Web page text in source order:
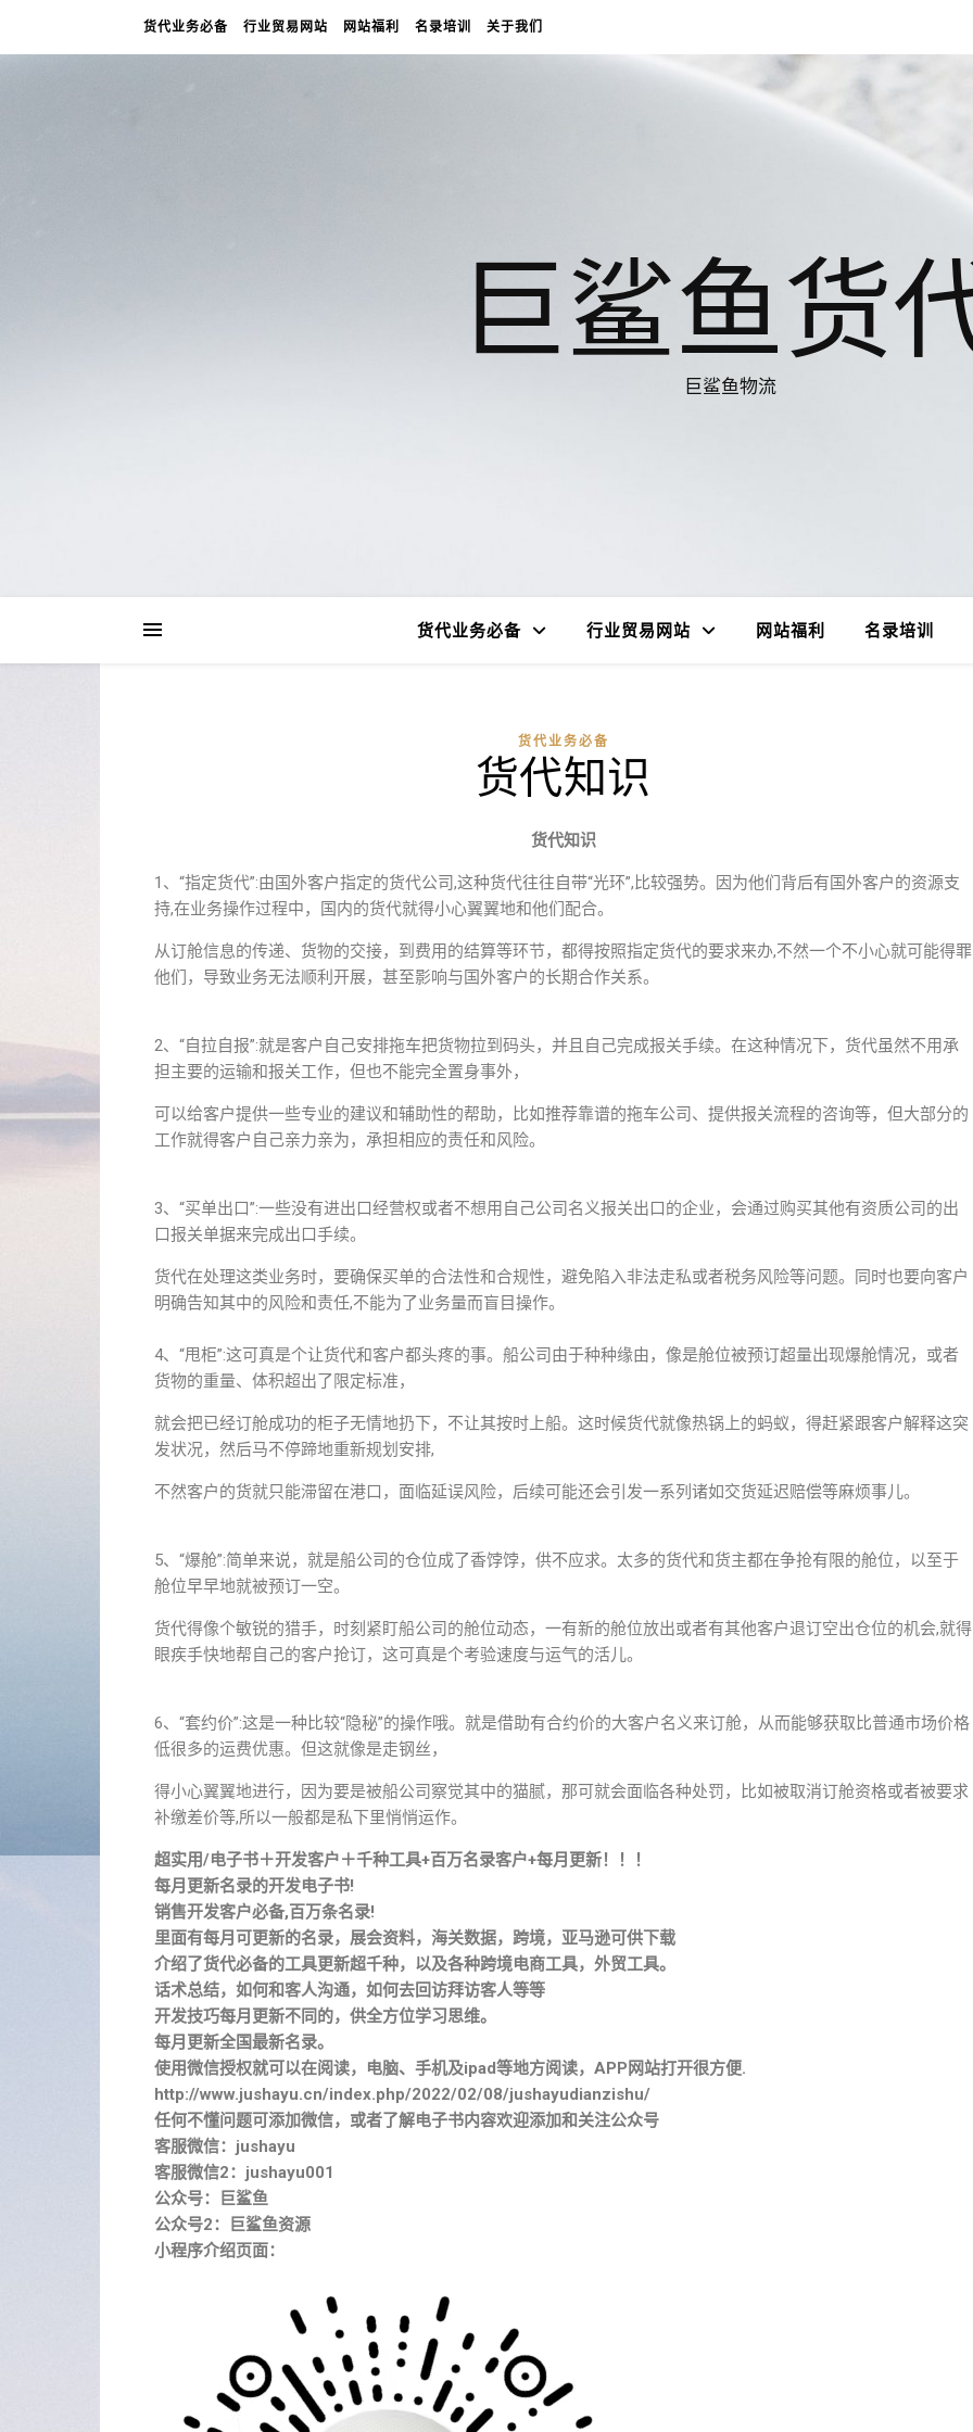
货代业务必备 行业贸易网站 网站福利 名录培训 关于我们
巨鲨鱼货
巨鲨鱼物流
货代业务必备 行业贸易网站 网站福利 名录培训
货代业务必备
货代知识
货代知识
1、“指定货代”:由国外客户指定的货代公司,这种货代往往自带“光环”,比较强势。因为他们背后有国外客户的资源支
持,在业务操作过程中，国内的货代就得小心翼翼地和他们配合。
从订舱信息的传递、货物的交接，到费用的结算等环节，都得按照指定货代的要求来办,不然一个不小心就可能得罪
他们，导致业务无法顺利开展，甚至影响与国外客户的长期合作关系。
2、“自拉自报”:就是客户自己安排拖车把货物拉到码头，并且自己完成报关手续。在这种情况下，货代虽然不用承
担主要的运输和报关工作，但也不能完全置身事外，
可以给客户提供一些专业的建议和辅助性的帮助，比如推荐靠谱的拖车公司、提供报关流程的咨询等，但大部分的
工作就得客户自己亲力亲为，承担相应的责任和风险。
3、“买单出口”:一些没有进出口经营权或者不想用自己公司名义报关出口的企业，会通过购买其他有资质公司的出
口报关单据来完成出口手续。
货代在处理这类业务时，要确保买单的合法性和合规性，避免陷入非法走私或者税务风险等问题。同时也要向客户
明确告知其中的风险和责任,不能为了业务量而盲目操作。
4、“甩柜”:这可真是个让货代和客户都头疼的事。船公司由于种种缘由，像是舱位被预订超量出现爆舱情况，或者
货物的重量、体积超出了限定标准，
就会把已经订舱成功的柜子无情地扔下，不让其按时上船。这时候货代就像热锅上的蚂蚁，得赶紧跟客户解释这突
发状况，然后马不停蹄地重新规划安排,
不然客户的货就只能滞留在港口，面临延误风险，后续可能还会引发一系列诸如交货延迟赔偿等麻烦事儿。
5、“爆舱”:简单来说，就是船公司的仓位成了香饽饽，供不应求。太多的货代和货主都在争抢有限的舱位，以至于
舱位早早地就被预订一空。
货代得像个敏锐的猎手，时刻紧盯船公司的舱位动态，一有新的舱位放出或者有其他客户退订空出仓位的机会,就得
眼疾手快地帮自己的客户抢订，这可真是个考验速度与运气的活儿。
6、“套约价”:这是一种比较“隐秘”的操作哦。就是借助有合约价的大客户名义来订舱，从而能够获取比普通市场价格
低很多的运费优惠。但这就像是走钢丝，
得小心翼翼地进行，因为要是被船公司察觉其中的猫腻，那可就会面临各种处罚，比如被取消订舱资格或者被要求
补缴差价等,所以一般都是私下里悄悄运作。
超实用/电子书＋开发客户＋千种工具+百万名录客户+每月更新！！！
每月更新名录的开发电子书!
销售开发客户必备,百万条名录!
里面有每月可更新的名录，展会资料，海关数据，跨境，亚马逊可供下载
介绍了货代必备的工具更新超千种，以及各种跨境电商工具，外贸工具。
话术总结，如何和客人沟通，如何去回访拜访客人等等
开发技巧每月更新不同的，供全方位学习思维。
每月更新全国最新名录。
使用微信授权就可以在阅读，电脑、手机及ipad等地方阅读，APP网站打开很方便.
http://www.jushayu.cn/index.php/2022/02/08/jushayudianzishu/
任何不懂问题可添加微信，或者了解电子书内容欢迎添加和关注公众号
客服微信：jushayu
客服微信2：jushayu001
公众号：巨鲨鱼
公众号2：巨鲨鱼资源
小程序介绍页面：